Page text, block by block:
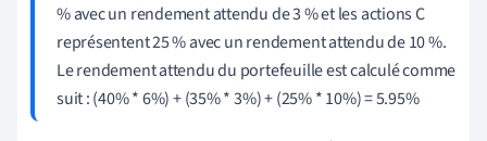
% avec un rendement attendu de 3 % et les actions C
représentent 25 % avec un rendement attendu de 10 %.
Le rendement attendu du portefeuille est calculé comme
suit : (40% * 6%) + (35% * 3%) + (25% * 10%) = 5.95%